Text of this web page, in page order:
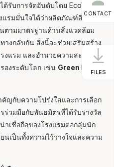
ด้รับการจัดอันดับโดย EcoVadis
งแรมมั่นใจได้ว่าผลิตภัณฑ์สิ่ง
ตามมาตรฐานด้านสิ่งแวดล้อม
างกลับกัน สิ่งนี้จะช่วยเสริมสร้าง
งแรม และอำนวยความสะดวกใน
องระดับโลก เช่น Green Key
ญกับความโปร่งใสและการเลือก
ร่วมมือกับพันธมิตรที่ได้รับรางวัล
าเชื่อถือของโรงแรมต่อกลุ่มนัก
นเป็นทั้งความไว้วางใจและความ
CONTACT
FILES